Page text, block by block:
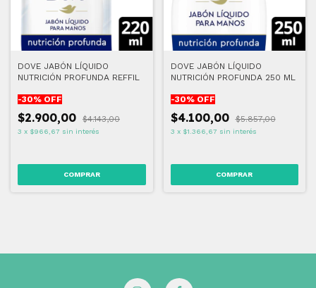
DOVE JABÓN LÍQUIDO
NUTRICIÓN PROFUNDA REFFIL
-30% OFF
$2.900,00 $4.143,00
3 x $966,67 sin interés
DOVE JABÓN LÍQUIDO
NUTRICIÓN PROFUNDA 250 ML
-30% OFF
$4.100,00 $5.857,00
3 x $1.366,67 sin interés